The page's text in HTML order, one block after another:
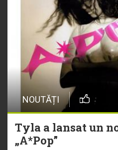
NOUTĂȚI
Tyla a lansat un
„A*Pop”